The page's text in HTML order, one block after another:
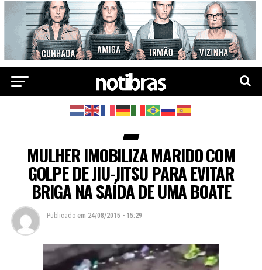
MULHER IMOBILIZA MARIDO COM
GOLPE DE JIU-JITSU PARA EVITAR
BRIGA NA SAÍDA DE UMA BOATE
Publicado em 24/08/2015 - 15:29